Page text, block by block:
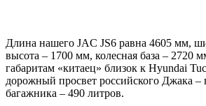
Длина нашего JAC JS6 равна 4605 мм,
высота – 1700 мм, колесная база – 2720
габаритам «китаец» близок к Hyundai
дорожный просвет российского Джака
багажника – 490 литров.